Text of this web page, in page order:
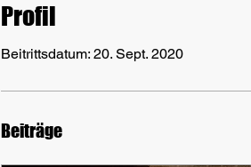
Profil
Beitrittsdatum: 20. Sept. 2020
Beiträge